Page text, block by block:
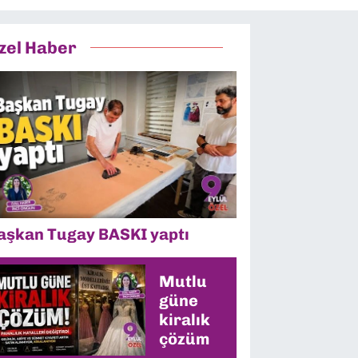
Haber
Tugay BASKI yaptı
Mutlu
güne
kiralık
çözüm